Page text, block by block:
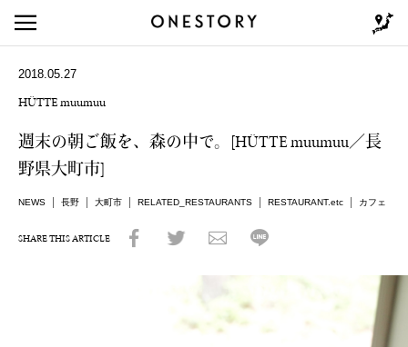
2018.05.27
HÜTTE muumuu
週末の朝ご飯を、森の中で。[HÜTTE muumuu／長
野県大町市]
NEWS 長野 大町市 RELATED_RESTAURANTS RESTAURANT.etc カフェ
SHARE THIS ARTICLE